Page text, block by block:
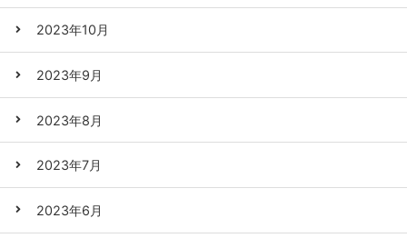
2023年10月
2023年9月
2023年8月
2023年7月
2023年6月